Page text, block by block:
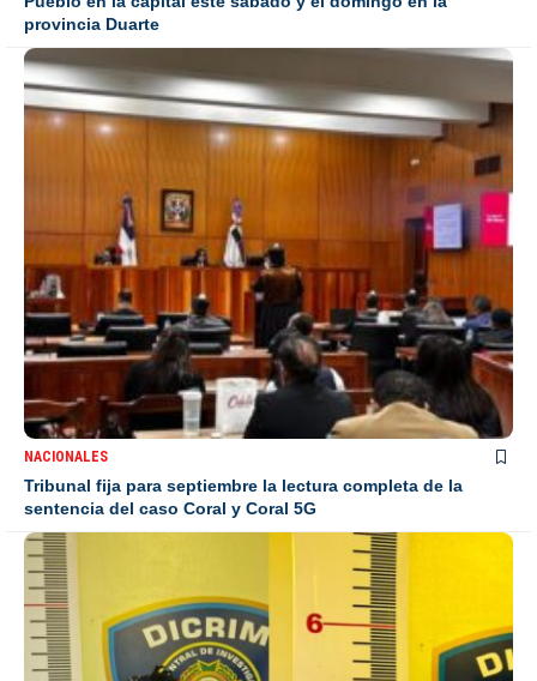
provincia Duarte
NACIONALES
Tribunal fija para septiembre la lectura completa de la
sentencia del caso Coral y Coral 5G